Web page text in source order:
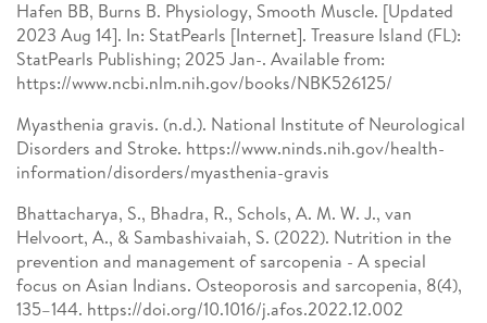
Hafen BB, Burns B. Physiology, Smooth Muscle. [Updated
2023 Aug 14]. In: StatPearls [Internet]. Treasure Island (FL):
StatPearls Publishing; 2025 Jan-. Available from:
https://www.ncbi.nlm.nih.gov/books/NBK526125/
Myasthenia gravis. (n.d.). National Institute of Neurological
Disorders and Stroke. https://www.ninds.nih.gov/health-
information/disorders/myasthenia-gravis
Bhattacharya, S., Bhadra, R., Schols, A. M. W. J., van
Helvoort, A., & Sambashivaiah, S. (2022). Nutrition in the
prevention and management of sarcopenia - A special
focus on Asian Indians. Osteoporosis and sarcopenia, 8(4),
135–144. https://doi.org/10.1016/j.afos.2022.12.002